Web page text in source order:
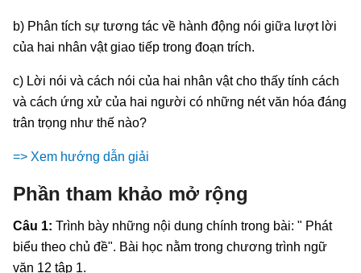
b) Phân tích sự tương tác về hành động nói giữa lượt lời
của hai nhân vật giao tiếp trong đoạn trích.
c) Lời nói và cách nói của hai nhân vật cho thấy tính cách
và cách ứng xử của hai người có những nét văn hóa đáng
trân trọng như thế nào?
=> Xem hướng dẫn giải
Phần tham khảo mở rộng
Câu 1: Trình bày những nội dung chính trong bài: " Phát
biểu theo chủ đề". Bài học nằm trong chương trình ngữ
văn 12 tập 1.